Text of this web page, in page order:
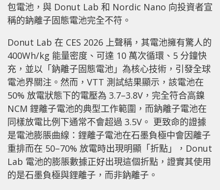
包電池，與 Donut Lab 和 Nordic Nano 向投資者宣
稱的鈉離子固態電池完全不符。
Donut Lab 在 CES 2026 上聲稱，其電池擁有驚人的
400Wh/kg 能量密度、可達 10 萬次循環、5 分鐘快
充，並以「鈉離子固態電池」為核心技術，引發全球
電池界關注。然而，VTT 測試結果顯示，該電池在
50% 放電狀態下的電壓為 3.7–3.8V，完全符合高鎳
NCM 鋰離子電池的典型工作範圍，而鈉離子電池在
同樣放電比例下通常不會超過 3.5V。 更致命的證據
是電池膨脹曲線：鋰離子電池在石墨負極中會因離子
重排而在 50–70% 放電時出現明顯「折點」，Donut
Lab 電池的膨脹數據正好出現這個折點，證實其使用
的是石墨負極與鋰離子，而非鈉離子。